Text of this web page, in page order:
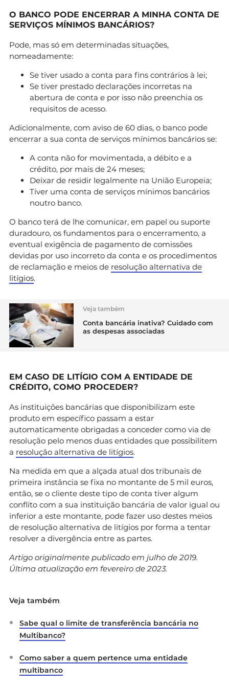
O BANCO PODE ENCERRAR A MINHA CONTA DE
SERVIÇOS MÍNIMOS BANCÁRIOS?
Pode, mas só em determinadas situações,
nomeadamente:
Se tiver usado a conta para fins contrários à lei;
Se tiver prestado declarações incorretas na
abertura de conta e por isso não preenchia os
requisitos de acesso.
Adicionalmente, com aviso de 60 dias, o banco pode
encerrar a sua conta de serviços mínimos bancários se:
A conta não for movimentada, a débito e a
crédito, por mais de 24 meses;
Deixar de residir legalmente na União Europeia;
Tiver uma conta de serviços mínimos bancários
noutro banco.
O banco terá de lhe comunicar, em papel ou suporte
duradouro, os fundamentos para o encerramento, a
eventual exigência de pagamento de comissões
devidas por uso incorreto da conta e os procedimentos
de reclamação e meios de resolução alternativa de
litígios.
Veja também
Conta bancária inativa? Cuidado com
as despesas associadas
EM CASO DE LITÍGIO COM A ENTIDADE DE
CRÉDITO, COMO PROCEDER?
As instituições bancárias que disponibilizam este
produto em específico passam a estar
automaticamente obrigadas a conceder como via de
resolução pelo menos duas entidades que possibilitem
a resolução alternativa de litígios.
Na medida em que a alçada atual dos tribunais de
primeira instância se fixa no montante de 5 mil euros,
então, se o cliente deste tipo de conta tiver algum
conflito com a sua instituição bancária de valor igual ou
inferior a este montante, pode fazer uso destes meios
de resolução alternativa de litígios por forma a tentar
resolver a divergência entre as partes.
Artigo originalmente publicado em julho de 2019.
Última atualização em fevereiro de 2023.
Veja também
Sabe qual o limite de transferência bancária no
Multibanco?
Como saber a quem pertence uma entidade
multibanco